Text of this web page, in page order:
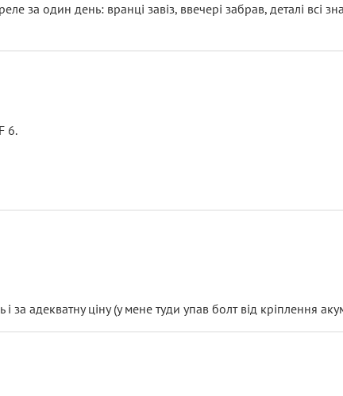
за один день: вранці завіз, ввечері забрав, деталі всі
6.
адекватну ціну (у мене туди упав болт від кріплення